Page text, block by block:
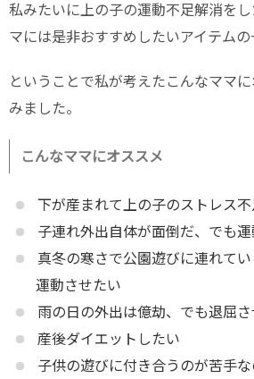
私みたいに上の子の運動不足解消を
マには是非おすすめしたいアイテムの
ということで私が考えたこんなママ
みました。
こんなママにオススメ
下が産まれて上の子のストレス
子連れ外出自体が面倒だ、でも
真冬の寒さで公園遊びに連れて
運動させたい
雨の日の外出は億劫、でも退屈
産後ダイエットしたい
子供の遊びに付き合うのが苦手